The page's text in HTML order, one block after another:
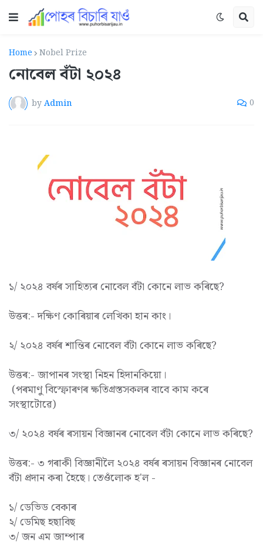
Home Nobel Prize
নোবেল বঁটা ২০২৪
byAdmin 0
১/ ২০২৪ বৰ্ষৰ সাহিত্যৰ নোবেল বঁটা কোনে লাভ কৰিছে?
উত্তৰ:- দক্ষিণ কোৰিয়াৰ লেখিকা হান কাং।
২/ ২০২৪ বৰ্ষৰ শান্তিৰ নোবেল বঁটা কোনে লাভ কৰিছে?
উত্তৰ:- জাপানৰ সংস্থা নিহন হিদানকিয়ো।
(পৰমাণু বিস্ফোৰণৰ ক্ষতিগ্ৰস্তসকলৰ বাবে কাম কৰে
সংস্থাটোৱে)
৩/ ২০২৪ বৰ্ষৰ ৰসায়ন বিজ্ঞানৰ নোবেল বঁটা কোনে লাভ কৰিছে?
উত্তৰ:- ৩ গৰাকী বিজ্ঞানীলৈ ২০২৪ বৰ্ষৰ ৰসায়ন বিজ্ঞানৰ নোবেল
বঁটা প্ৰদান কৰা হৈছে। তেওঁলোক হ'ল -
১/ ডেভিড বেকাৰ
২/ ডেমিছ হছাবিছ
৩/ জন এম জাম্পাৰ